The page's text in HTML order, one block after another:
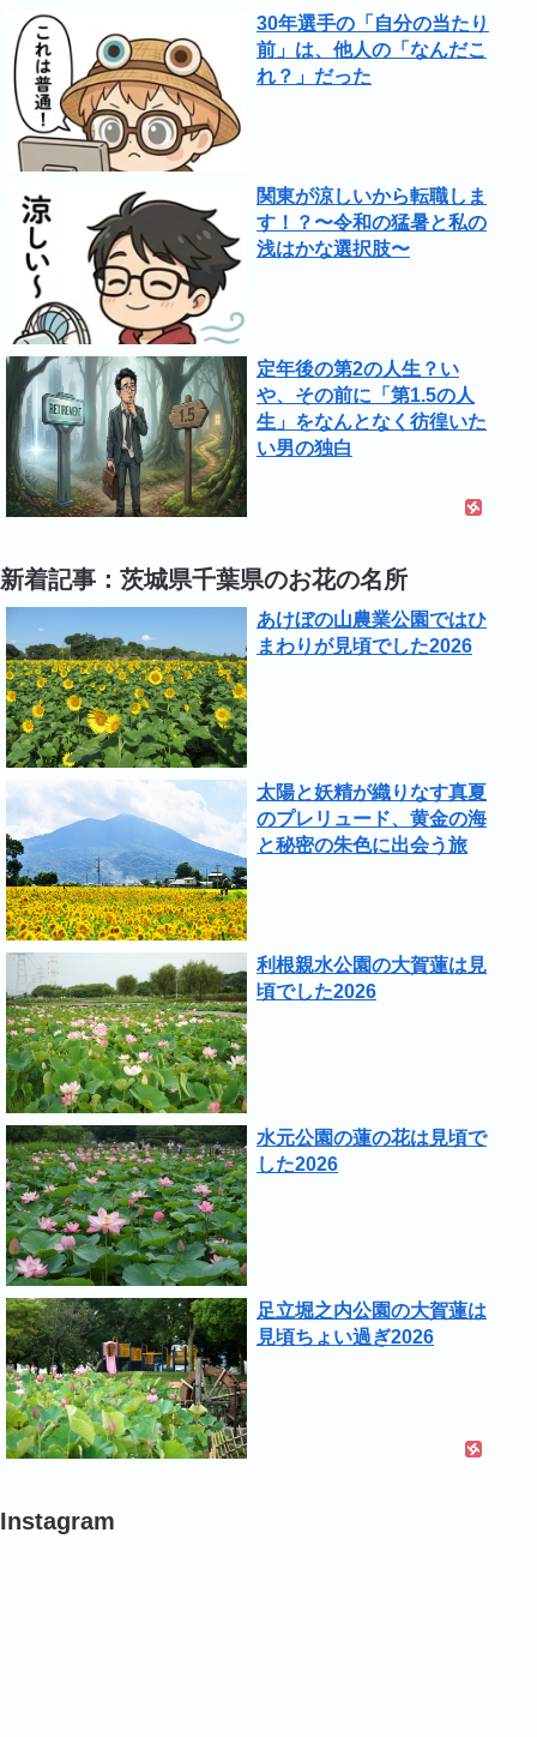
30年選手の「自分の当たり
前」は、他人の「なんだこ
れ？」だった
関東が涼しいから転職しま
す！？〜令和の猛暑と私の
浅はかな選択肢〜
定年後の第2の人生？い
や、その前に「第1.5の人
生」をなんとなく彷徨いた
い男の独白
新着記事：茨城県千葉県のお花の名所
あけぼの山農業公園ではひ
まわりが見頃でした2026
太陽と妖精が織りなす真夏
のプレリュード、黄金の海
と秘密の朱色に出会う旅
利根親水公園の大賀蓮は見
頃でした2026
水元公園の蓮の花は見頃で
した2026
足立堀之内公園の大賀蓮は
見頃ちょい過ぎ2026
Instagram